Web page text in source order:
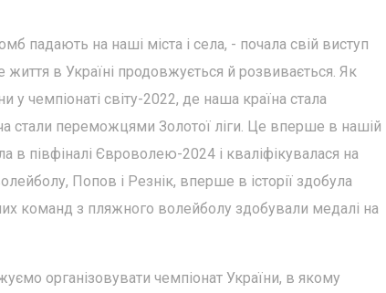
падають на наші міста і села, - почала свій виступ
в Україні продовжується й розвивається. Як
у чемпіонаті світу-2022, де наша країна стала
стали переможцями Золотої ліги. Це вперше в нашій
в півфіналі Євроволею-2024 і кваліфікувалася на
Попов і Резнік, вперше в історії здобула
команд з пляжного волейболу здобували медалі на
організовувати чемпіонат України, в якому